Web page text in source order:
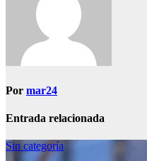
Por mar24
Entrada relacionada
Sin categoría